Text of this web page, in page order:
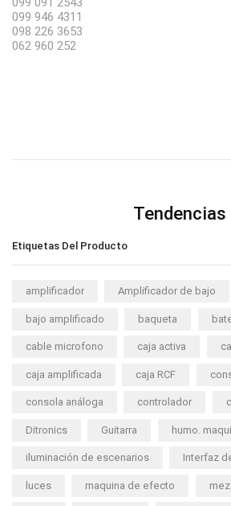
099 946 4311
098 226 3653
062 960 252
Tendencias
Etiquetas Del Producto
amplificador Amplificador de bajo
bajo amplificado baqueta
cable microfono caja activa
caja amplificada caja RCF
consola análoga controlador
Ditronics Guitarra humo.
iluminación de escenarios Interfaz
luces maquina de efecto